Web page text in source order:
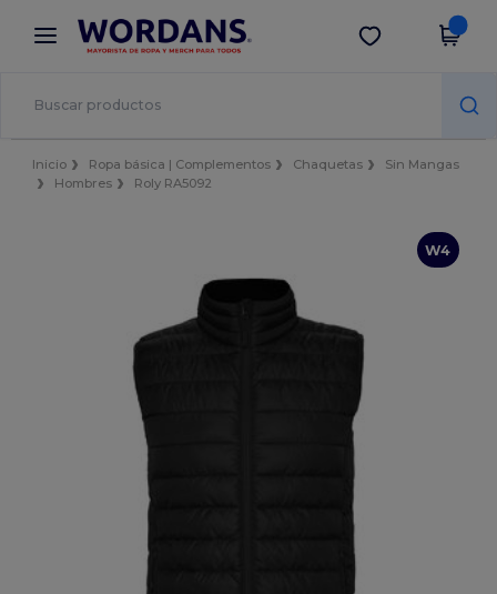
× App de Wordans
¡Mejores precios en app!
Descargar app
Inicio Ropa básica | Complementos Chaquetas
Sin Mangas
Hombres
Roly RA5092
W4